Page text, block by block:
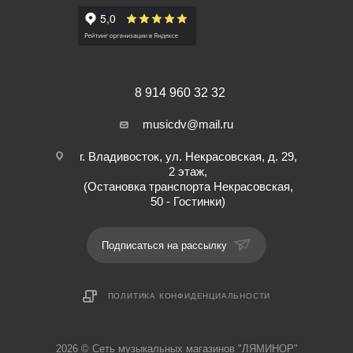
THD (общие гармонические искажения): 0,1% (1 кГц 0 дБ).
Отношение сигнал/шум микрофон: 66 дБ.
Чувствительность линейного входа: -10 дБ/10 кОм.
Размер: 480 х 370 х 88мм.
8 914 960 32 32
musicdv@mail.ru
г. Владивосток, ул. Некрасовская, д. 29,
2 этаж,
(Остановка транспорта Некрасовская,
50 - Гостинки)
Подписаться на рассылку
ПОЛИТИКА КОНФИДЕНЦИАЛЬНОСТИ
2026 © Cеть музыкальных магазинов "ЛЯМИНОР"